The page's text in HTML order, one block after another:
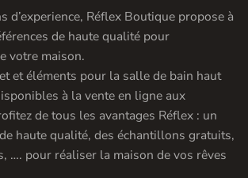
d’experience, Réflex Boutique propose à
de haute qualité pour
votre maison.
et éléments pour la salle de bain haut
à la vente en ligne aux
de tous les avantages Réflex : un
haute qualité, des échantillons gratuits,
…. pour réaliser la maison de vos rêves